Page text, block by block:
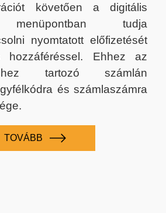
követően a digitális
tudja
nyomtatott előfizetését
hozzáféréssel. Ehhez az
tartozó számlán
és számlaszámra
TOVÁBB